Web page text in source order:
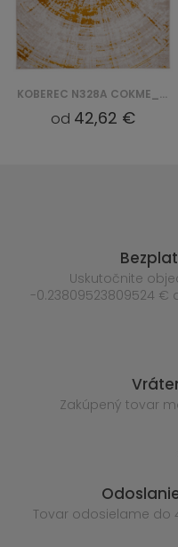
KOBEREC N328A COKME_ PES_ PALERMO - BEŻOWY, ZŁOTY
od 42,62 €
Uskutočnite
-0.23809523809524 €
Zakúpený tovar
Tovar odosielame do